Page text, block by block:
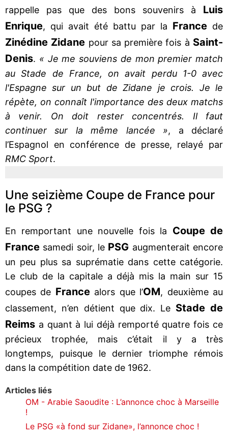
rappelle pas que des bons souvenirs à Luis
Enrique, qui avait été battu par la France de
Zinédine Zidane pour sa première fois à Saint-
Denis. « Je me souviens de mon premier match
au Stade de France, on avait perdu 1-0 avec
l'Espagne sur un but de Zidane je crois. Je le
répète, on connaît l'importance des deux matchs
à venir. On doit rester concentrés. Il faut
continuer sur la même lancée », a déclaré
l’Espagnol en conférence de presse, relayé par
RMC Sport.
Une seizième Coupe de France pour
le PSG ?
En remportant une nouvelle fois la Coupe de
France samedi soir, le PSG augmenterait encore
un peu plus sa suprématie dans cette catégorie.
Le club de la capitale a déjà mis la main sur 15
coupes de Francealors que l’OM, deuxième au
classement, n’en détient que dix. Le Stade de
Reims a quant à lui déjà remporté quatre fois ce
précieux trophée, mais c’était il y a très
longtemps, puisque le dernier triomphe rémois
dans la compétition date de 1962.
Articles liés
OM - Arabie Saoudite : L’annonce choc à Marseille
!
Le PSG «à fond sur Zidane», l’annonce choc !